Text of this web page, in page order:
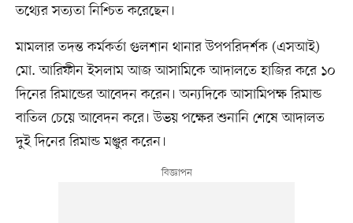
তথ্যের সত্যতা নিশ্চিত করেছেন।
মামলার তদন্ত কর্মকর্তা গুলশান থানার উপপরিদর্শক (এসআই)
মো. আরিফীন ইসলাম আজ আসামিকে আদালতে হাজির করে ১০
দিনের রিমান্ডের আবেদন করেন। অন্যদিকে আসামিপক্ষ রিমান্ড
বাতিল চেয়ে আবেদন করে। উভয় পক্ষের শুনানি শেষে আদালত
দুই দিনের রিমান্ড মঞ্জুর করেন।